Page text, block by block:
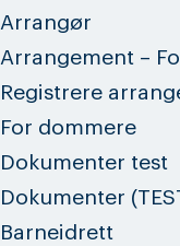
Arrangør
Arrangement –
Registrere
For dommere
Dokumenter test
Dokumenter
Barneidrett